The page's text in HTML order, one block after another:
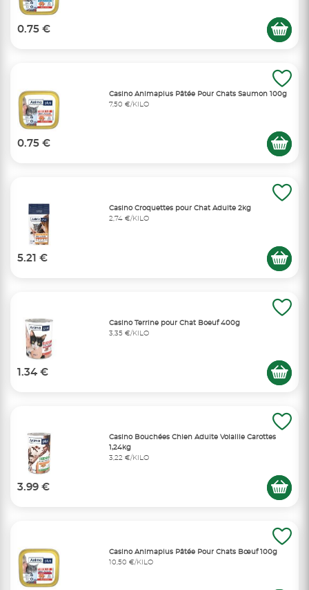
0.75 €
Casino Animaplus Pâtée Pour Chats Saumon 100g
7,50 €/KILO
0.75 €
Casino Croquettes pour Chat Adulte 2kg
2,74 €/KILO
5.21 €
Casino Terrine pour Chat Boeuf 400g
3,35 €/KILO
1.34 €
Casino Bouchées Chien Adulte Volaille Carottes
1,24kg
3,22 €/KILO
3.99 €
Casino Animaplus Pâtée Pour Chats Bœuf 100g
10,50 €/KILO